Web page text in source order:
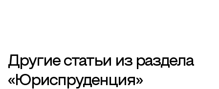
Другие статьи из раздела
«Юриспруденция»